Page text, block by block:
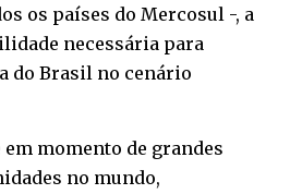
os países do Mercosul -, a
necessária para
do Brasil no cenário
momento de grandes
no mundo,